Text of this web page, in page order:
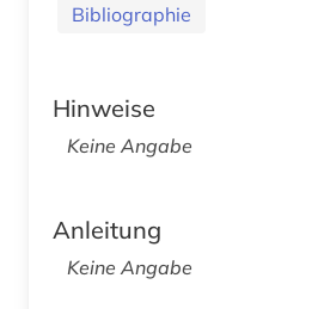
Bibliographie
Hinweise
Keine Angabe
Anleitung
Keine Angabe